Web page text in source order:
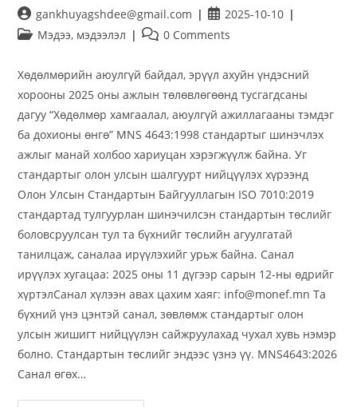
gankhuyagshdee@gmail.com
2025-10-10
Мэдээ, мэдээлэл
0 Comments
Хөдөлмөрийн аюулгүй байдал, эрүүл ахуйн үндэсний
хорооны 2025 оны ажлын төлөвлөгөөнд тусгагдсаны
дагуу “Хөдөлмөр хамгаалал, аюулгүй ажиллагааны тэмдэг
ба дохионы өнгө” MNS 4643:1998 стандартыг шинэчлэх
ажлыг манай холбоо хариуцан хэрэгжүүлж байна. Уг
стандартыг олон улсын шалгуурт нийцүүлэх хүрээнд
Олон Улсын Стандартын Байгууллагын ISO 7010:2019
стандартад тулгуурлан шинэчилсэн стандартын төслийг
боловсруулсан тул та бүхнийг төслийн агуулгатай
танилцаж, саналаа ирүүлэхийг урьж байна. Санал
ирүүлэх хугацаа: 2025 оны 11 дүгээр сарын 12-ны өдрийг
хүртэлСанал хүлээн авах цахим хаяг: info@monef.mn Та
бүхний үнэ цэнтэй санал, зөвлөмж стандартыг олон
улсын жишигт нийцүүлэн сайжруулахад чухал хувь нэмэр
болно. Стандартын төслийг эндээс үзнэ үү. MNS4643:2026
Санал өгөх…